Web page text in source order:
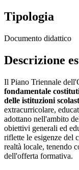
Tipologia
Documento didattico
Descrizione
Il Piano Triennale
fondamentale
delle istituzioni
extracurricolare,
adottano nell'ambito
obiettivi generali ed
riflette le esigenze del
realtà locale, tenendo
dell'offerta formativa.